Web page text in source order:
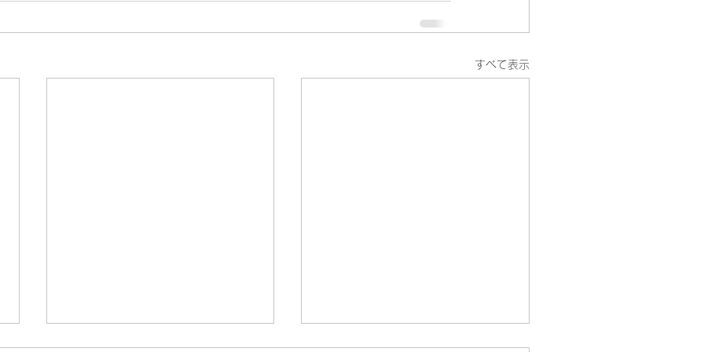
すべて表示